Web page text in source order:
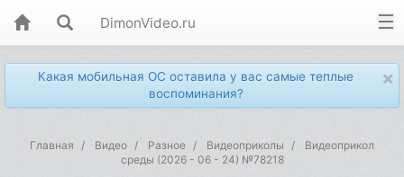
DimonVideo.ru
×
Какая мобильная ОС оставила у вас самые теплые
воспоминания?
Главная Видео Разное Видеоприколы
Видеоприкол
среды (2026 - 06 - 24) №78218